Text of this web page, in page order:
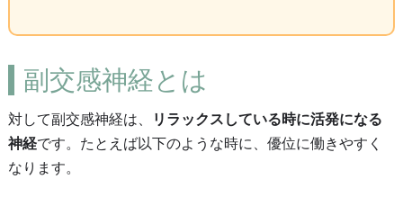
副交感神経とは
対して副交感神経は、
リラックスしている時に活発になる
神経です。たとえば以下のような時に、優位に働きやすく
なります。